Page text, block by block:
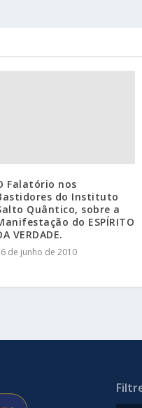
Falatório nos
do Instituto
Quântico, sobre a
do ESPÍRITO
VERDADE.
de junho de 2010